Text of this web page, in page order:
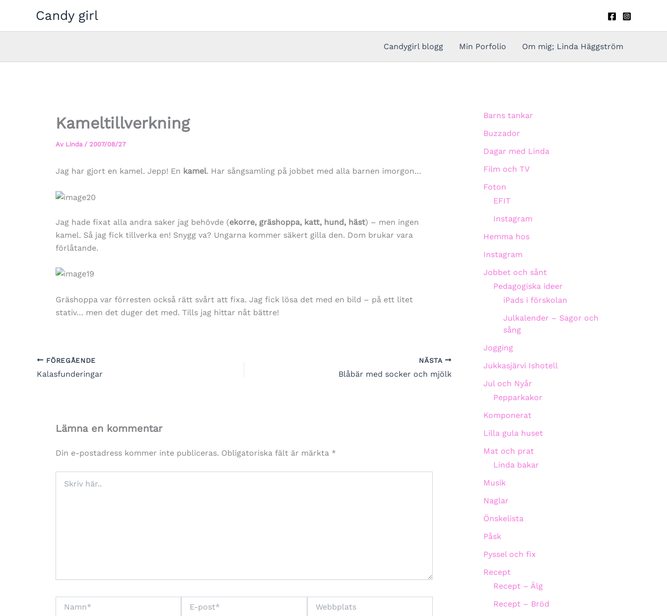
innehåll
Candy girl
Candygirl blogg Min Porfolio Om mig; Linda Häggström
Kameltillverkning
Av Linda / 2007/08/27
Jag har gjort en kamel. Jepp! En kamel. Har sångsamling på jobbet med alla barnen imorgon…
Jag hade fixat alla andra saker jag behövde (ekorre, gräshoppa, katt, hund, häst) – men ingen
kamel. Så jag fick tillverka en! Snygg va? Ungarna kommer säkert gilla den. Dom brukar vara
förlåtande.
Gräshoppa var förresten också rätt svårt att fixa. Jag fick lösa det med en bild – på ett litet
stativ… men det duger det med. Tills jag hittar nåt bättre!
FÖREGÅENDE
Kalasfunderingar
NÄSTA
Blåbär med socker och mjölk
Lämna en kommentar
Din e-postadress kommer inte publiceras. Obligatoriska fält är märkta *
här..
post*
Barns tankar
Buzzador
Dagar med Linda
Film och TV
Foton
EFIT
Instagram
Hemma hos
Instagram
Jobbet och sånt
Pedagogiska ideer
iPads i förskolan
Julkalender – Sagor och
sång
Jogging
Jukkasjärvi Ishotell
Jul och Nyår
Pepparkakor
Komponerat
Lilla gula huset
Mat och prat
Linda bakar
Musik
Naglar
Önskelista
Påsk
Pyssel och fix
Recept
Recept – Älg
Recept – Bröd